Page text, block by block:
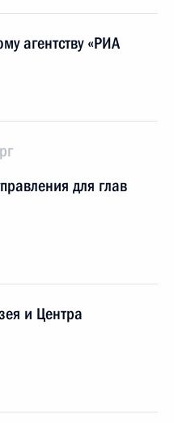
агентству «РИА
для глав
и Центра